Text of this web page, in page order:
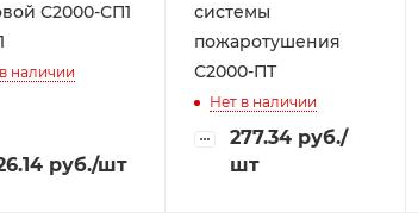
С2000-СП1
наличии
руб./шт
системы
пожаротушения
С2000-ПТ
Нет в наличии
277.34руб./
шт